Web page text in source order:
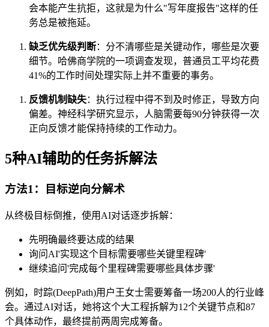
会本能产生抗拒，这就是为什么"写年度报告"这样的任
务总是被拖延。
缺乏优先级判断：分不清哪些是关键动作，哪些是次要
细节。哈佛商学院的一项调查发现，普通员工平均花费
41%的工作时间处理实际上并不重要的事务。
反馈机制缺失：执行过程中得不到及时修正，导致方向
偏差。神经科学研究显示，人脑需要每90分钟获得一次
正向反馈才能保持持续的工作动力。
5种AI辅助的任务拆解法
方法1：目标逆向分解术
从终极目标倒推，使用AI对话逐步拆解：
先明确最终要达成的结果
询问AI'实现这个目标需要哪些关键里程碑'
继续追问'完成每个里程碑需要哪些具体步骤'
例如，时踪(DeepPath)用户王女士需要筹备一场200人的行业峰
会。通过AI对话，她将这个大工程拆解为12个关键节点和87
个具体动作，最终提前两周完成筹备。